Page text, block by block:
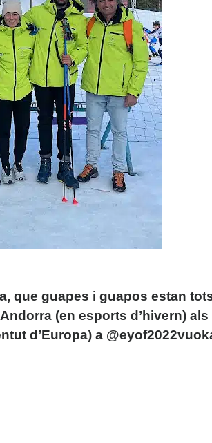
que guapes i guapos estan
(en esports d’hivern) als
d’Europa) a